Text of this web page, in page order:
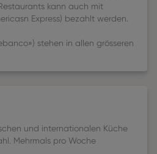
kann auch mit
Express) bezahlt werden.
stehen in allen grösseren
und internationalen Küche
Mehrmals pro Woche